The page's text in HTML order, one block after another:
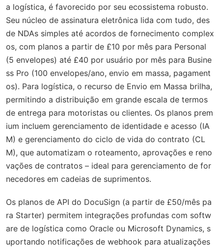
a logística, é favorecido por seu ecossistema robusto.
Seu núcleo de assinatura eletrônica lida com tudo, des
de NDAs simples até acordos de fornecimento complex
os, com planos a partir de £10 por mês para Personal
(5 envelopes) até £40 por usuário por mês para Busine
ss Pro (100 envelopes/ano, envio em massa, pagament
os). Para logística, o recurso de Envio em Massa brilha,
permitindo a distribuição em grande escala de termos
de entrega para motoristas ou clientes. Os planos prem
ium incluem gerenciamento de identidade e acesso (IA
M) e gerenciamento do ciclo de vida do contrato (CL
M), que automatizam o roteamento, aprovações e reno
vações de contratos – ideal para gerenciamento de for
necedores em cadeias de suprimentos.
Os planos de API do DocuSign (a partir de £50/mês pa
ra Starter) permitem integrações profundas com softw
are de logística como Oracle ou Microsoft Dynamics, s
uportando notificações de webhook para atualizações